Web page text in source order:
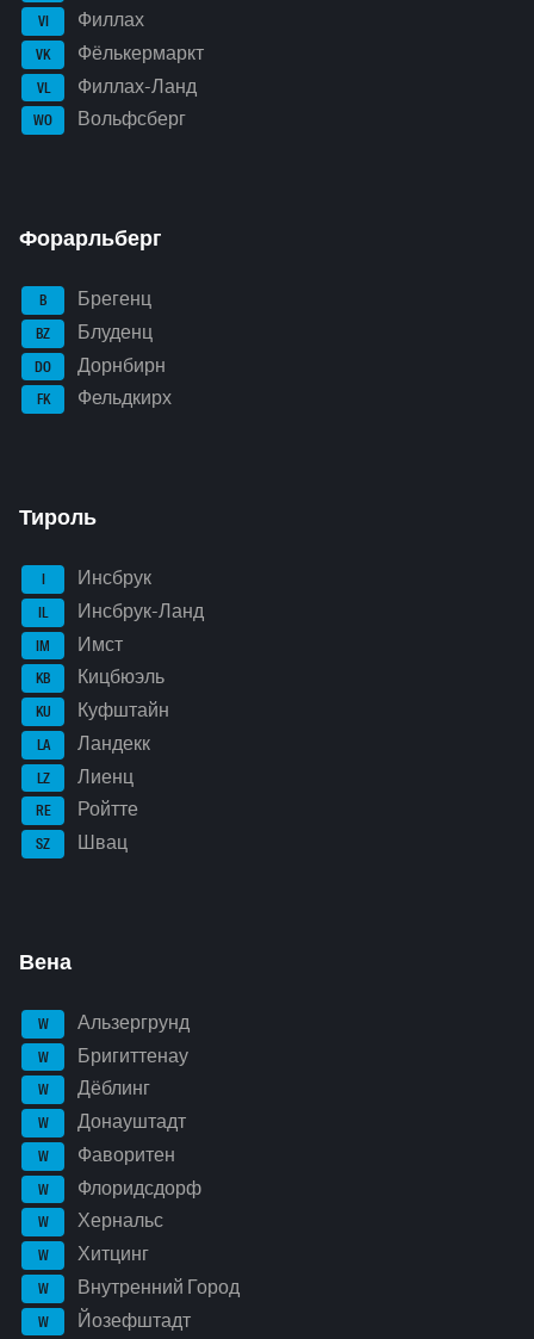
VI Филлах
VK Фёлькермаркт
VL Филлах-Ланд
WO Вольфсберг
Форарльберг
B Брегенц
BZ Блуденц
DO Дорнбирн
FK Фельдкирх
Тироль
I Инсбрук
IL Инсбрук-Ланд
IM Имст
KB Кицбюэль
KU Куфштайн
LA Ландекк
LZ Лиенц
RE Ройтте
SZ Швац
Вена
W Альзергрунд
W Бригиттенау
W Дёблинг
W Донауштадт
W Фаворитен
W Флоридсдорф
W Хернальс
W Хитцинг
W Внутренний Город
W Йозефштадт